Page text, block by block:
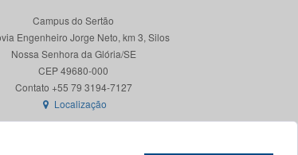
Campus do Sertão
Engenheiro Jorge Neto, km 3, Silos
Nossa Senhora da Glória/SE
CEP 49680-000
Contato +55 79 3194-7127
Localização